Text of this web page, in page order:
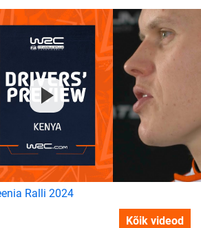
Ralli 2024
Kõik videod